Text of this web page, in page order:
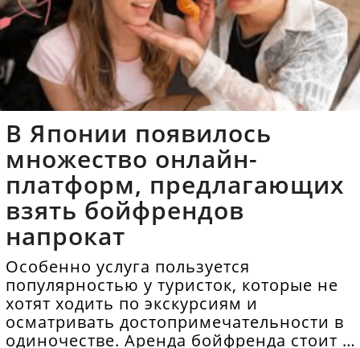
В Японии появилось
множество онлайн-
платформ, предлагающих
взять бойфрендов
напрокат
Особенно услуга пользуется
популярностью у туристок, которые не
хотят ходить по экскурсиям и
осматривать достопримечательности в
одиночестве. Аренда бойфренда стоит в